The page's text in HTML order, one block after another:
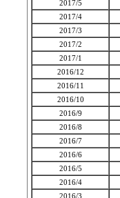
2017/5
2017/4
2017/3
2017/2
2017/1
2016/12
2016/11
2016/10
2016/9
2016/8
2016/7
2016/6
2016/5
2016/4
2016/3